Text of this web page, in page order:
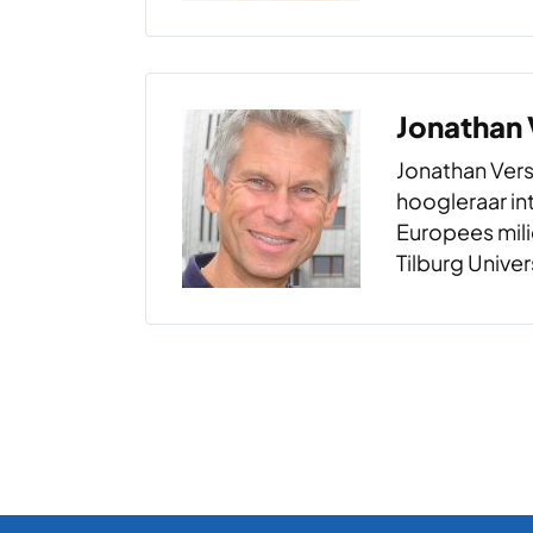
boek
naar de wilde
dichtbevolkte
Jonathan
Jonathan
hoogleraar
Europees
Tilburg